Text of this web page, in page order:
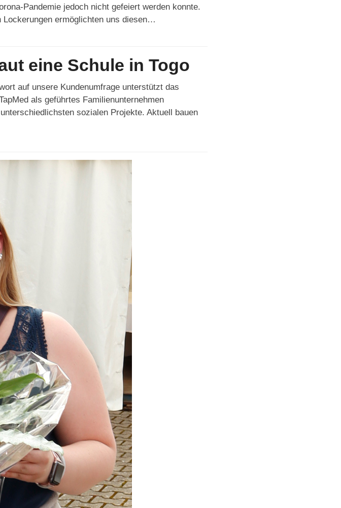
Pandemie jedoch nicht gefeiert werden konnte.
ermöglichten uns diesen…
eine Schule in Togo
auf unsere Kundenumfrage unterstützt das
als geführtes Familienunternehmen
sozialen Projekte. Aktuell bauen